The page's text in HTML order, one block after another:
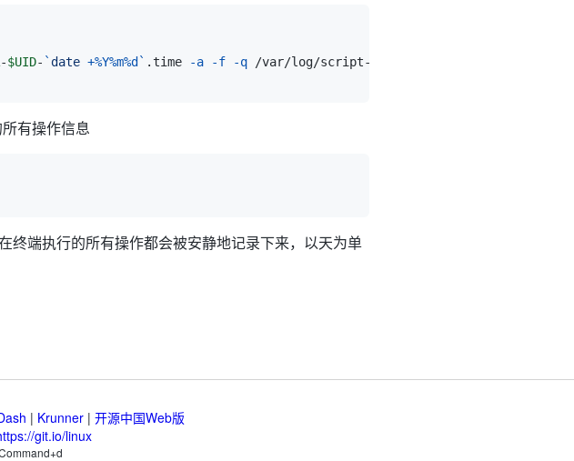
-$UID- `date +%Y%m%d ` .time -a -f -q /var/log/script-records/
有操作信息
终端执行的所有操作都会被安静地记录下来，以天为单
| Krunner| 开源中国Web版
git.io/linux